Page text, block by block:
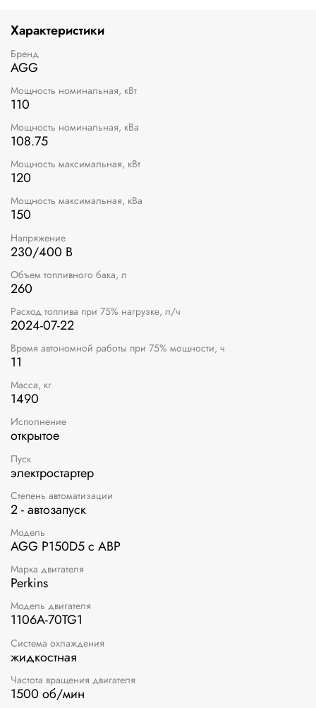
Характеристики
Бренд
AGG
Мощность номинальная, кВт
110
Мощность номинальная, кВа
108.75
Мощность максимальная, кВт
120
Мощность максимальная, кВа
150
Напряжение
230/400 В
Объем топливного бака, л
260
Расход топлива при 75% нагрузке, л/ч
2024-07-22
Время автономной работы при 75% мощности, ч
11
Масса, кг
1490
Исполнение
открытое
Пуск
электростартер
Степень автоматизации
2 - автозапуск
Модель
AGG P150D5 с АВР
Марка двигателя
Perkins
Модель двигателя
1106A-70TG1
Система охлаждения
жидкостная
Частота вращения двигателя
1500 об/мин